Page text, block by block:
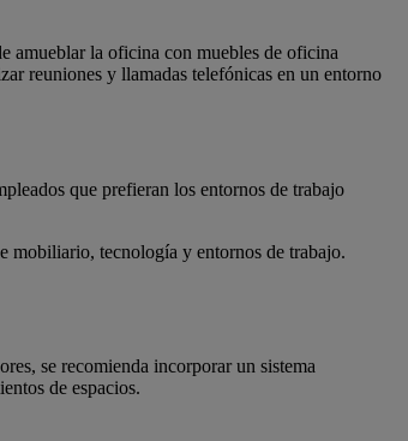
amueblar la oficina con muebles de oficina
reuniones y llamadas telefónicas en un entorno
que prefieran los entornos de trabajo
mobiliario, tecnología y entornos de trabajo.
se recomienda incorporar un sistema
de espacios.